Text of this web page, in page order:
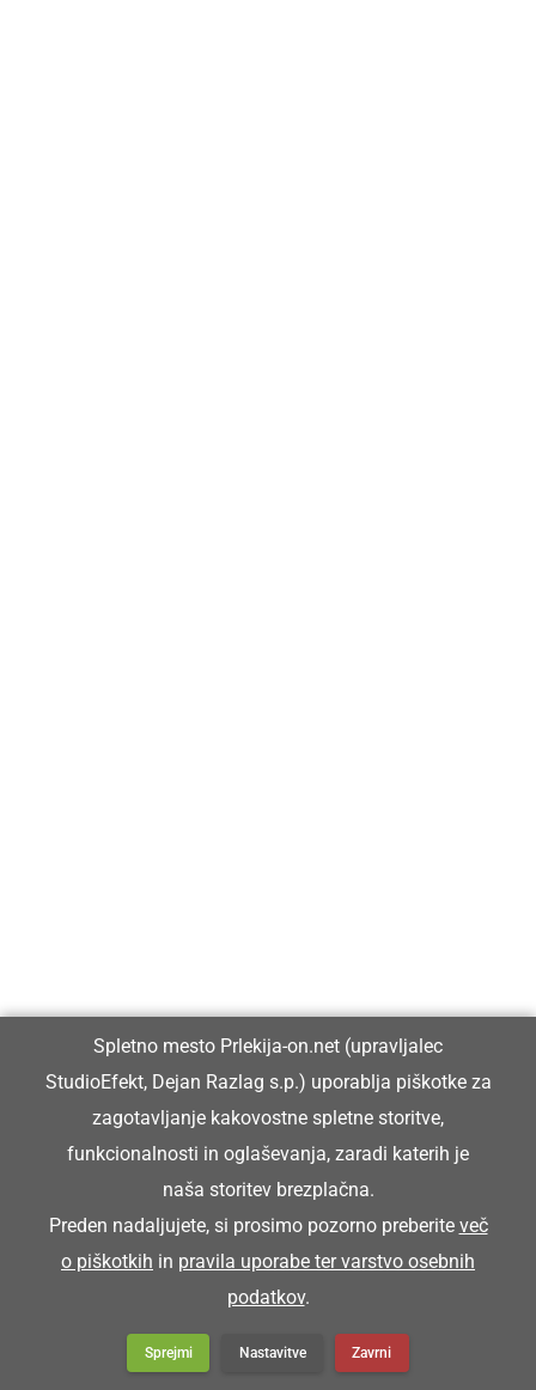
Spletno mesto Prlekija-on.net (upravljalec
StudioEfekt, Dejan Razlag s.p.) uporablja piškotke za
zagotavljanje kakovostne spletne storitve,
funkcionalnosti in oglaševanja, zaradi katerih je
naša storitev brezplačna.
Preden nadaljujete, si prosimo pozorno preberite več
o piškotkih in pravila uporabe ter varstvo osebnih
podatkov.
Sprejmi Nastavitve Zavrni